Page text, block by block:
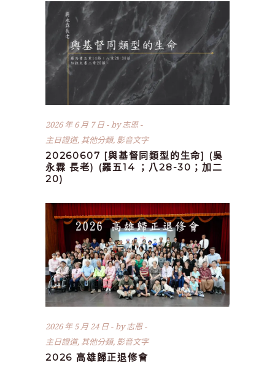
2026 年 6 月 7 日 by志恩
主日證道, 其他分類, 影音文字
20260607 [與基督同類型的生命] (吳
永霖 長老) (羅五14 ；八28-30；加二
20)
2026 年 5 月 24 日 by志恩
主日證道, 其他分類, 影音文字
2026 高雄歸正退修會